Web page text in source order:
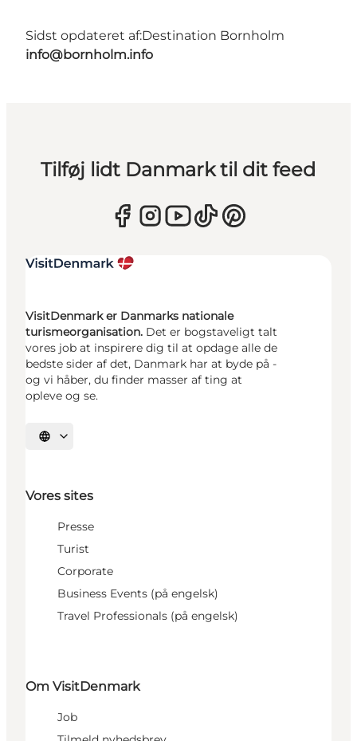
Sidst opdateret af:Destination Bornholm
info@bornholm.info
Tilføj lidt Danmark til dit feed
VisitDenmark er Danmarks nationale
turismeorganisation. Det er bogstaveligt talt
vores job at inspirere dig til at opdage alle de
bedste sider af det, Danmark har at byde på -
og vi håber, du finder masser af ting at
opleve og se.
Vælg sprog
Vores sites
Presse
Turist
Corporate
Business Events (på engelsk)
Travel Professionals (på engelsk)
Om VisitDenmark
Job